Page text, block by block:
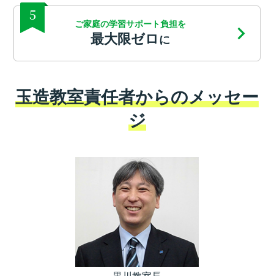
5
ご家庭の学習サポート負担を
最大限ゼロ に
玉造教室責任者からのメッセー
ジ